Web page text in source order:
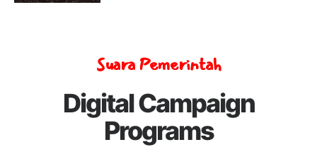
Suara Pemerintah
Digital Campaign
Programs